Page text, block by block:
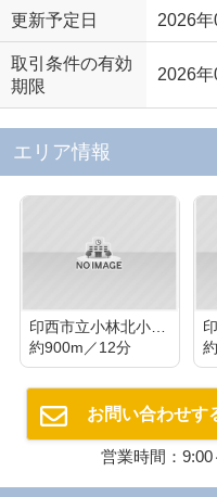
更新予定日 2026年
取引条件の有効
期限
2026年
エリア情報
印西市立小林北小学校
約900m／12分
お問い合わせす
営業時間：